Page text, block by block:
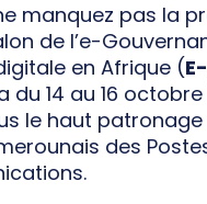
manquez pas la
de l’e-
en Afrique (
du 14 au 16
le haut patronage
des